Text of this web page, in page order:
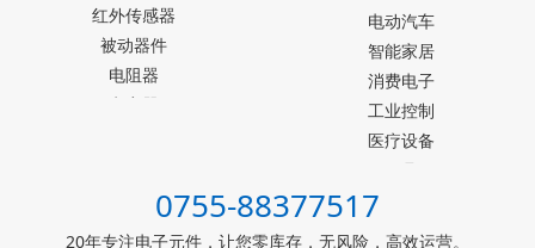
Akm旭化成
Melexis迈来芯
NICERA尼塞拉
TI德州仪器
台产松术songhall
ST意法半导体
罗姆ROHM
红外传感器
被动器件
电阻器
电容器
电动汽车
智能家居
消费电子
工业控制
医疗设备
仪器仪表
能源设施
0755-88377517
20年专注电子元件，让您零库存，无风险，高效运营。